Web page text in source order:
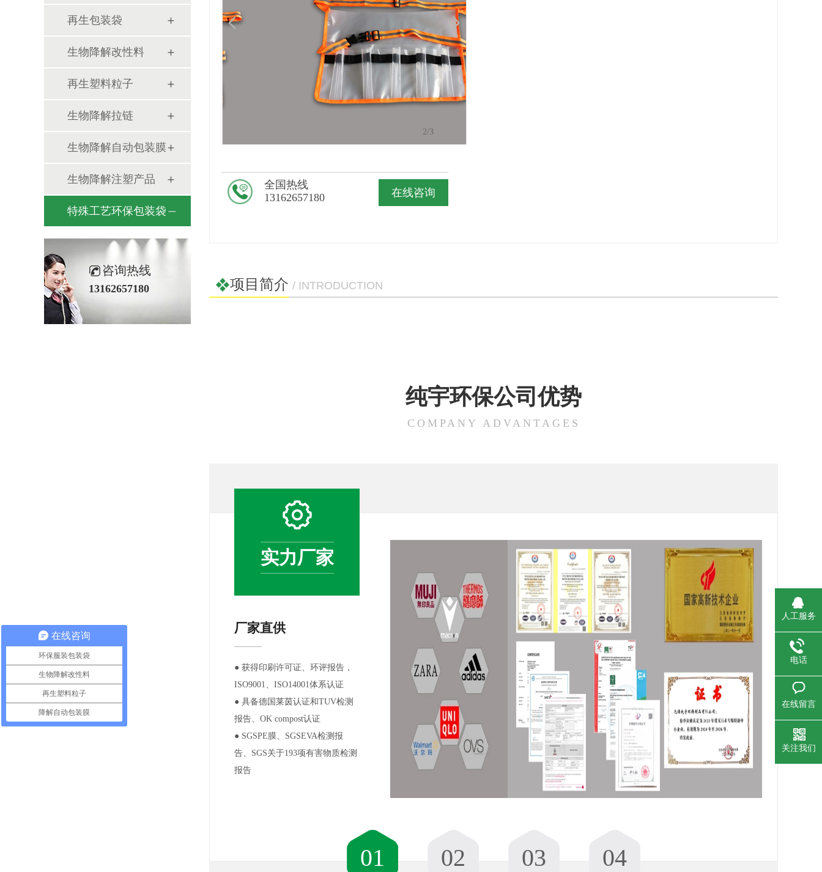
再生包装袋
生物降解改性料
再生塑料粒子
生物降解拉链
生物降解自动包装膜
生物降解注塑产品
特殊工艺环保包装袋
咨询热线
13162657180
2/3
在线咨询
全国热线
13162657180
项目简介 / INTRODUCTION
纯宇环保公司优势
COMPANY ADVANTAGES
实力厂家
厂家直供
● 获得印刷许可证、环评报告，
ISO9001、ISO14001体系认证
● 具备德国莱茵认证和TUV检测
报告、OK compost认证
● SGSPE膜、SGSEVA检测报
告、SGS关于193项有害物质检测
报告
01 02 03 04
人工服务
电话
在线留言
关注我们
在线咨询
环保服装包装袋
生物降解改性料
再生塑料粒子
降解自动包装膜